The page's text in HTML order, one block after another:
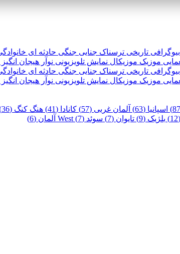
بیوگرافی تاریخی ترسناک جنایی جنگی حادثه ای
موزیک موزیکال نمایش تلویزیونی نوآر هیجان انگیز
بیوگرافی تاریخی ترسناک جنایی جنگی حادثه ای
موزیک موزیکال نمایش تلویزیونی نوآر هیجان انگیز
اسپانیا (63) آلمان غربی (57) کانادا (41) هنگ کنگ (36)
بلژیک (9) تایوان (7) سوئد (7)
West آلمان (6)